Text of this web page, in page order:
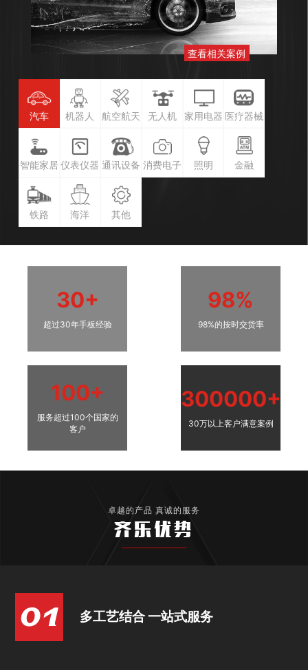
查看相关案例
汽车 机器人 航空航天 无人机 家用电器 医疗器械
智能家居 仪表仪器 通讯设备 消费电子 照明 金融
铁路 海洋 其他
30+
超过30年手板经验
98%
98%的按时交货率
100+
服务超过100个国家的
客户
300000+
30万以上客户满意案例
卓越的产品 真诚的服务
齐乐优势
多工艺结合 一站式服务